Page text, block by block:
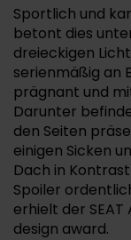
Sportlich und
betont dies
dreieckigen
serienmäßig an
prägnant und
Darunter
den Seiten
einigen Sicken
Dach in
Spoiler
erhielt der
design award.